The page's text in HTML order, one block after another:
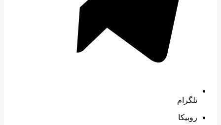
تلگرام
روبیکا